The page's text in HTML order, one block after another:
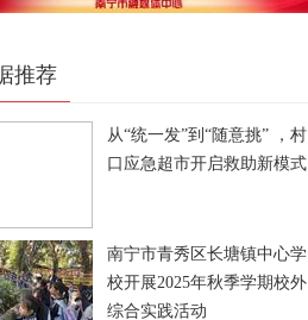
推荐
从“统一发”到“随意挑” ，村
口应急超市开启救助新模式
南宁市青秀区长塘镇中心学
校开展2025年秋季学期校外
综合实践活动